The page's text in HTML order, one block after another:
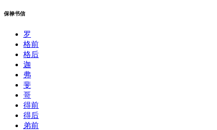
保禄书信
罗
格前
格后
迦
弗
斐
哥
得前
得后
弟前